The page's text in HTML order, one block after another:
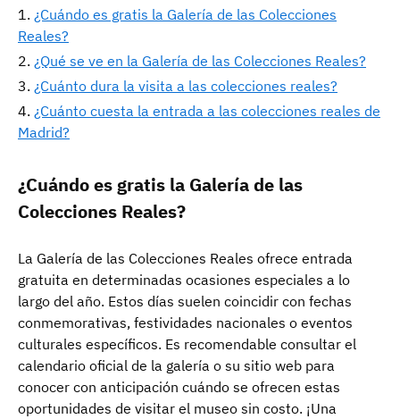
¿Cuándo es gratis la Galería de las Colecciones
Reales?
¿Qué se ve en la Galería de las Colecciones Reales?
¿Cuánto dura la visita a las colecciones reales?
¿Cuánto cuesta la entrada a las colecciones reales de
Madrid?
¿Cuándo es gratis la Galería de las
Colecciones Reales?
La Galería de las Colecciones Reales ofrece entrada
gratuita en determinadas ocasiones especiales a lo
largo del año. Estos días suelen coincidir con fechas
conmemorativas, festividades nacionales o eventos
culturales específicos. Es recomendable consultar el
calendario oficial de la galería o su sitio web para
conocer con anticipación cuándo se ofrecen estas
oportunidades de visitar el museo sin costo. ¡Una